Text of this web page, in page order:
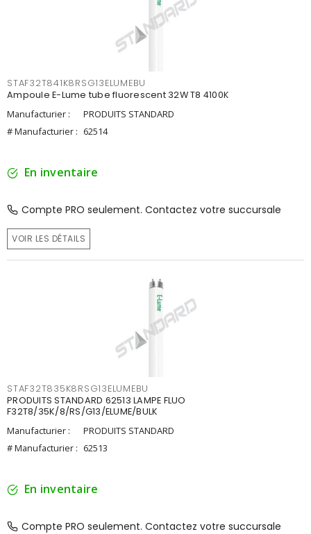
STAF32T841K8RSG13ELUMEBU
Ampoule E-Lume tube fluorescent 32W T8 4100K
Manufacturier :
PRODUITS STANDARD
# Manufacturier : 62514
En inventaire
Compte PRO seulement. Contactez votre succursale
VOIR LES DÉTAILS
STAF32T835K8RSG13ELUMEBU
PRODUITS STANDARD 62513 LAMPE FLUO
F32T8/35K/8/RS/G13/ELUME/BULK
Manufacturier :
PRODUITS STANDARD
# Manufacturier : 62513
En inventaire
Compte PRO seulement. Contactez votre succursale